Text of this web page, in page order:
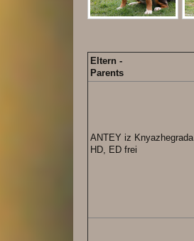
Eltern -
Parents
ANTEY iz Knyazhegrada
HD, ED frei